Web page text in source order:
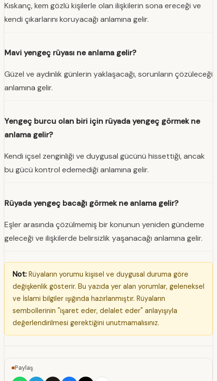
Kıskanç, kem gözlü kişilerle olan ilişkilerin sona ereceği ve
kendi çıkarlarını koruyacağı anlamına gelir.
Mavi yengeç rüyası ne anlama gelir?
Güzel ve aydınlık günlerin yaklaşacağı, sorunların çözüleceği
anlamına gelir.
Yengeç burcu olan biri için rüyada yengeç görmek ne
anlama gelir?
Kendi içsel zenginliği ve duygusal gücünü hissettiği, ancak
bu gücü kontrol edemediği anlamına gelir.
Rüyada yengeç bacağı görmek ne anlama gelir?
Eşler arasında çözülmemiş bir konunun yeniden gündeme
geleceği ve ilişkilerde belirsizlik yaşanacağı anlamına gelir.
Not: Rüyaların yorumu kişisel ve duygusal duruma göre
değişkenlik gösterir. Bu yazıda yer alan yorumlar, geleneksel
ve İslami bilgiler ışığında hazırlanmıştır. Rüyaların
sembollerinin "işaret eder, delalet eder" anlayışıyla
değerlendirilmesi gerektiğini unutmamalısınız.
Paylaş